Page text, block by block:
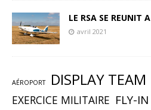
LE RSA SE REUNIT
avril 2021
AÉROPORT DISPLAY TEAM
EXERCICE MILITAIRE FLY-IN